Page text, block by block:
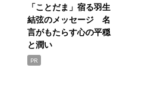
「ことだま」宿る羽生
結弦のメッセージ 名
言がもたらす心の平穏
と潤い
PR